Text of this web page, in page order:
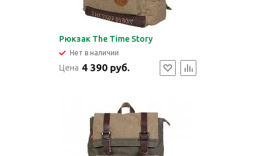
Рюкзак The Time Story
Нет в наличии
Цена 4 390 руб.